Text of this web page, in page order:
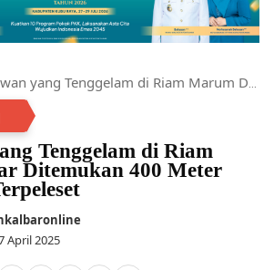
Tenggelam di Riam Marum Dawar Ditemukan 400 Meter dari Lokasi Terpeleset
Tenggelam di Riam
Ditemukan 400 Meter
April 2025